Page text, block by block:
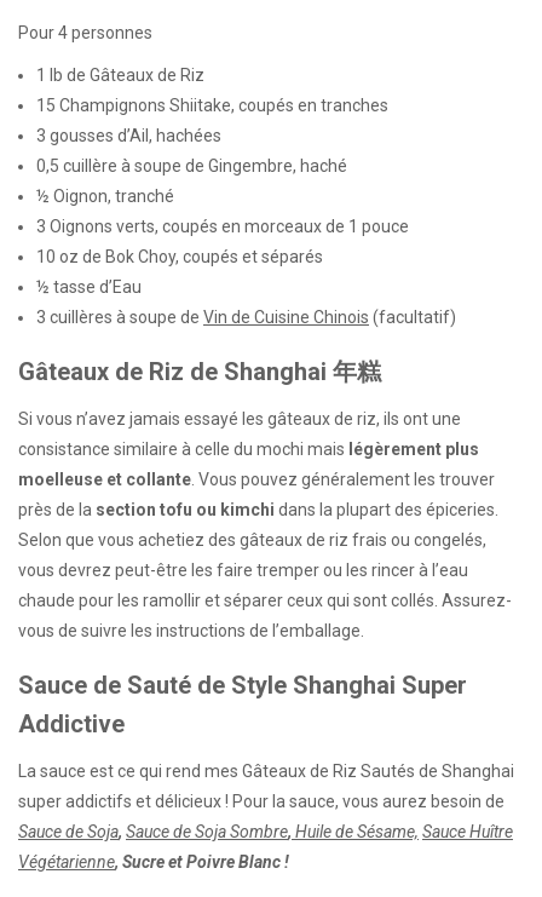
Pour 4 personnes
1 lb de Gâteaux de Riz
15 Champignons Shiitake, coupés en tranches
3 gousses d’Ail, hachées
0,5 cuillère à soupe de Gingembre, haché
½ Oignon, tranché
3 Oignons verts, coupés en morceaux de 1 pouce
10 oz de Bok Choy, coupés et séparés
½ tasse d’Eau
3 cuillères à soupe de Vin de Cuisine Chinois (facultatif)
Gâteaux de Riz de Shanghai 年糕
Si vous n’avez jamais essayé les gâteaux de riz, ils ont une
consistance similaire à celle du mochi mais légèrement plus
moelleuse et collante . Vous pouvez généralement les trouver
près de la section tofu ou kimchi dans la plupart des épiceries.
Selon que vous achetiez des gâteaux de riz frais ou congelés,
vous devrez peut-être les faire tremper ou les rincer à l’eau
chaude pour les ramollir et séparer ceux qui sont collés. Assurez-
vous de suivre les instructions de l’emballage.
Sauce de Sauté de Style Shanghai Super
Addictive
La sauce est ce qui rend mes Gâteaux de Riz Sautés de Shanghai
super addictifs et délicieux ! Pour la sauce, vous aurez besoin de
Sauce de Soja, Sauce de Soja Sombre, Huile de Sésame, Sauce Huître
Végétarienne, Sucre et Poivre Blanc !